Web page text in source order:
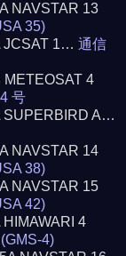
NAVSTAR 13
35)
JCSAT 1…通信
METEOSAT 4
号
SUPERBIRD A…
NAVSTAR 14
38)
NAVSTAR 15
42)
4
4)